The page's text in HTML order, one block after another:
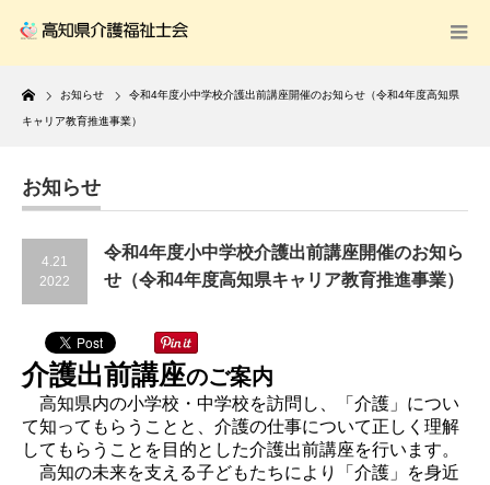
Home
お知らせ 令和4年度小中学校介護出前講座開催のお知らせ（令和4年度高知県
キャリア教育推進事業）
お知らせ
4.21
2022
令和4年度小中学校介護出前講座開催のお知ら
せ（令和4年度高知県キャリア教育推進事業）
介護出前講座のご案内
高知県内の小学校・中学校を訪問し、「介護」につい
て知ってもらうことと、介護の仕事について正しく理解
してもらうことを目的とした介護出前講座を行います。
高知の未来を支える子どもたちにより「介護」を身近